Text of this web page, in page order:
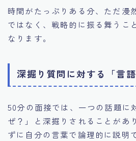
時間がたっぷりある分、ただ漫
ではなく、戦略的に振る舞うこ
なります。
深掘り質問に対する「言
50分の面接では、一つの話題に
ぜ？」と深掘りされることがあ
ずに自分の言葉で論理的に説明